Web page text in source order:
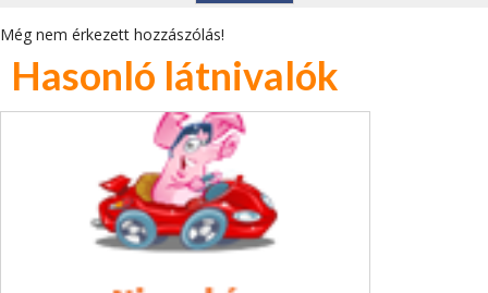
Még nem érkezett hozzászólás!
Hasonló látnivalók